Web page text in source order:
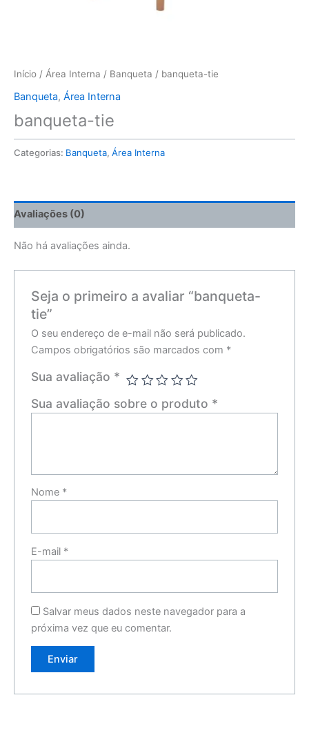
Início / Área Interna / Banqueta / banqueta-tie
Banqueta, Área Interna
banqueta-tie
Categorias: Banqueta, Área Interna
Avaliações (0)
Não há avaliações ainda.
Seja o primeiro a avaliar “banqueta-
tie”
O seu endereço de e-mail não será publicado.
Campos obrigatórios são marcados com *
Sua avaliação *
Sua avaliação sobre o produto *
Nome *
E-mail *
Salvar meus dados neste navegador para a
próxima vez que eu comentar.